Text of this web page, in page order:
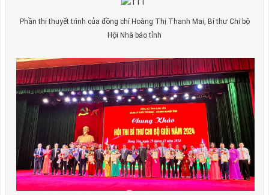
Phần thi thuyết trình của đồng chí Hoàng Thị Thanh Mai, Bí thư Chi bộ
Hội Nhà báo tỉnh